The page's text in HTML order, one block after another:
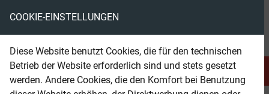
Serien & Abo Belletristik
COOKIE-EINSTELLUNGEN
Diese Website benutzt Cookies, die für den technischen
Betrieb der Website erforderlich sind und stets gesetzt
werden. Andere Cookies, die den Komfort bei Benutzung